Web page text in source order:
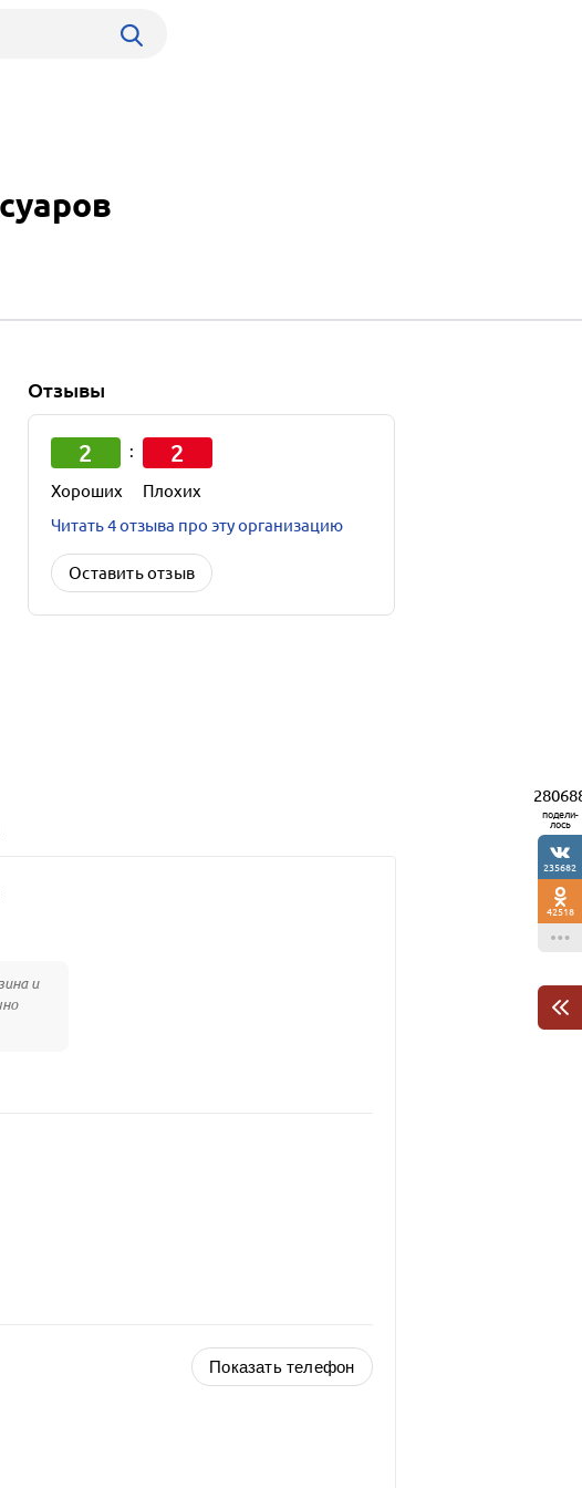
Отзывы
2
Хороших
: 2
Плохих
Читать 4 отзыва про эту организацию
Оставить отзыв
и
Показать телефон
подели-
лось
235682
42518